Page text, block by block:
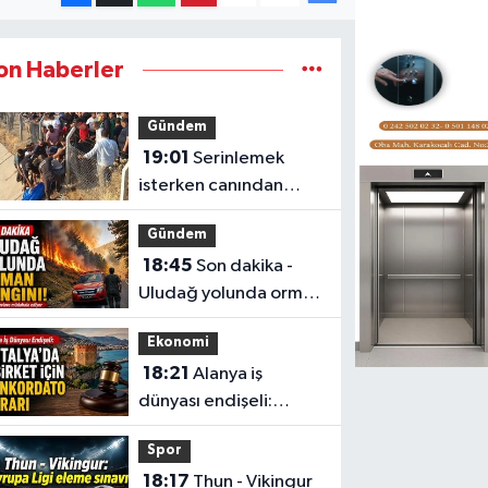
Haberler
Gündem
19:01 Serinlemek
isterken canından
oldu
Gündem
18:45 Son dakika -
Uludağ yolunda orman
yangını!
Ekonomi
18:21 Alanya iş
dünyası endişeli:
Antalya'da 6 şirket
için konkordato kararı
Spor
18:17